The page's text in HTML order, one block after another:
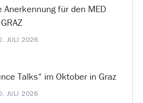
Anerkennung für den MED
JULI 2026
Talks“ im Oktober in Graz
JULI 2026